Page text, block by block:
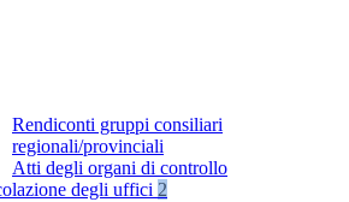
Rendiconti gruppi consiliari
regionali/provinciali
Atti degli organi di controllo
degli uffici 2